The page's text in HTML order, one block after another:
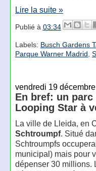
Lire la suite »
Publié à 03:34
Labels: Busch Gardens
Parque Warner Madrid
vendredi 19
En bref: un
Looping Star à
La ville de Lleida, en
Schtroumpf. Situé
Schtroumpfs
municipal) mais pour
dépenser 30 millions.